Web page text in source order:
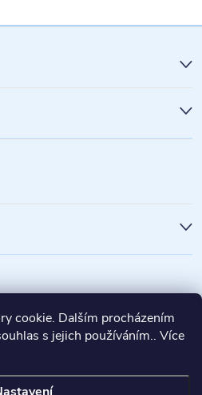
cookie. Dalším procházením
s jejich používáním.. Více